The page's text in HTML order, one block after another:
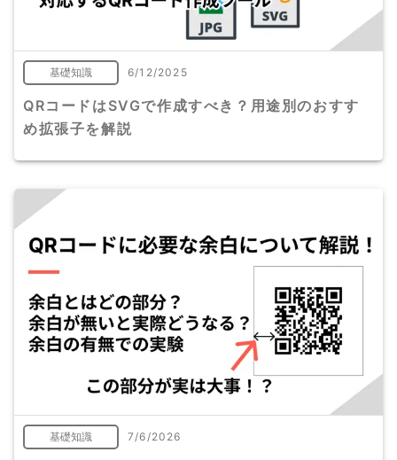
基礎知識 6/12/2025
QRコードはSVGで作成すべき？用途別のおすす
め拡張子を解説
基礎知識 7/6/2026